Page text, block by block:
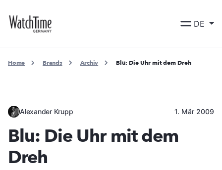
DE
Home Brands Archiv Blu: Die Uhr mit dem Dreh
Alexander Krupp 1. Mär 2009
Blu: Die Uhr mit dem
Dreh